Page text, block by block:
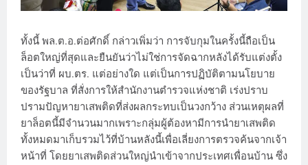
ทั้งนี้ พล.ต.อ.ต่อศักดิ์ กล่าวเพิ่มว่า การจับกุมในครั้งนี้ถือเป็น
ล็อตใหญ่ที่สุดและยืนยันว่าไม่ใช่การจัดฉากหลังได้รับแต่งตั้ง
เป็นว่าที่ ผบ.ตร. แต่อย่างใด แต่เป็นการปฏิบัติตามนโยบาย
ของรัฐบาล ที่สั่งการให้สํานักงานตํารวจแห่งชาติ เร่งปราบ
ปรามปัญหายาเสพติดที่ส่งผลกระทบเป็นวงกว้าง ส่วนเหตุผลที่
ยาล็อตนี้มีจํานวนมากเพราะกลุ่มผู้ต้องหามีการนํายาเสพติด
ทั้งหมดมาเก็บรวมไว้ที่บ้านหลังนี้เพื่อเลี่ยงการตรวจค้นจากเจ้า
หน้าที่ โดยยาเสพติดส่วนใหญ่นําเข้าจากประเทศเพื่อนบ้าน ซึ่ง